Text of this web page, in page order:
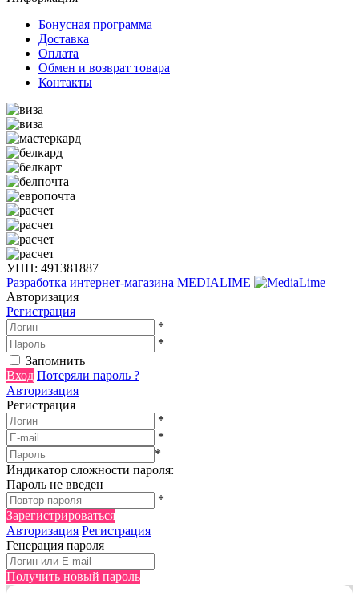
Бонусная программа
Доставка
Оплата
Обмен и возврат товара
Контакты
УНП: 491381887
Разработка интернет-магазина MEDIALIME
Авторизация
Регистрация
*
*
Запомнить
Вход Потеряли пароль ?
Авторизация
Регистрация
*
*
*
Индикатор сложности пароля:
Пароль не введен
*
Зарегистрироваться
Авторизация Регистрация
Генерация пароля
Получить новый пароль